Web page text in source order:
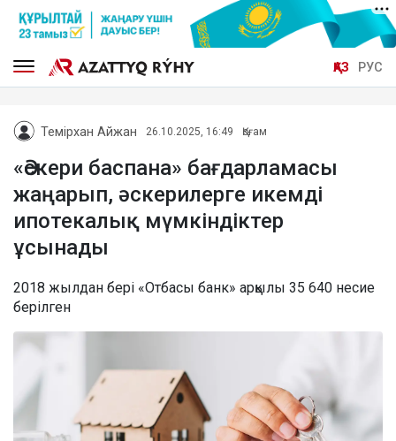
ҚАЗ РУС
Темірхан Айжан 26.10.2025, 16:49 Қоғам
«Әскери баспана» бағдарламасы
жаңарып, әскерилерге икемді
ипотекалық мүмкіндіктер
ұсынады
2018 жылдан бері «Отбасы банк» арқылы 35 640 несие
берілген